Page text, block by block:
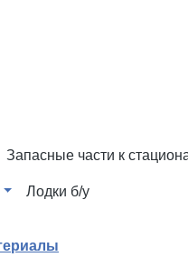
Запасные части к
Лодки б/у